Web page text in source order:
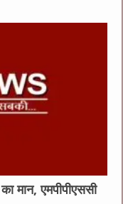
मान, एमपीपीएससी